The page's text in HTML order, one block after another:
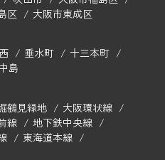
区
大阪市東成区
垂水町
十三本町
島
鶴見緑地
大阪環状線
線
地下鉄中央線
東海道本線